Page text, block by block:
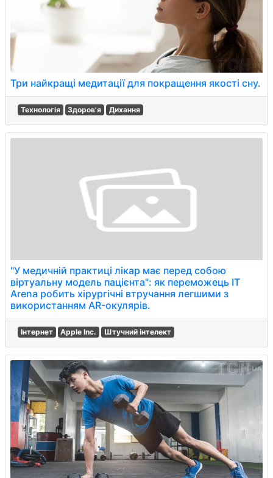
Три найкращі медитації для покращення якості сну.
Технологія Здоров'я Дихання
"У медичній практиці лікар має перед собою
віртуальну модель пацієнта": як переможець IT
Arena робить хірургічні втручання легшими з
використанням AR-окулярів.
Інтернет Apple Inc. Штучний інтелект